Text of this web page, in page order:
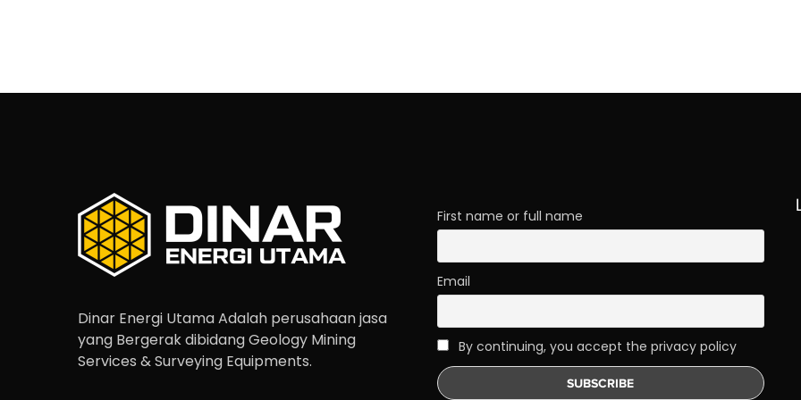
Dinar Energi Utama Adalah perusahaan jasa
yang Bergerak dibidang Geology Mining
Services & Surveying Equipments.
First name or full name
Email
By continuing, you accept the privacy policy